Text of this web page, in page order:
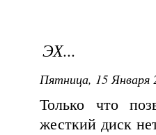
ЭХ...
Пятница, 15 Января
Только что
жесткий диск